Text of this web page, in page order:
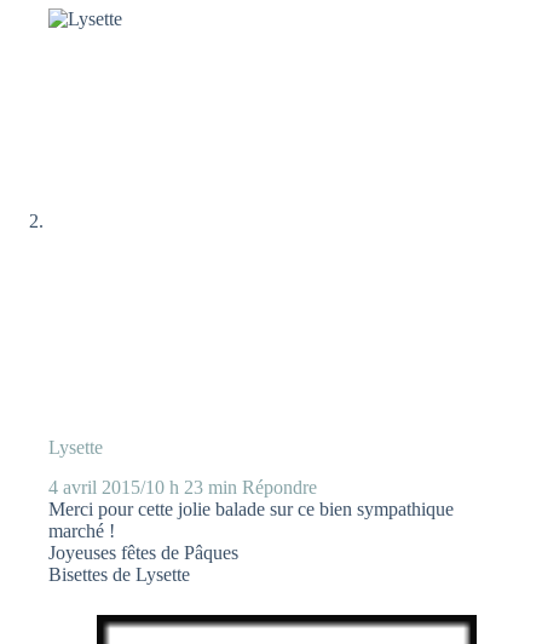
Lysette
4 avril 2015/10 h 23 min Répondre
Merci pour cette jolie balade sur ce bien sympathique
marché !
Joyeuses fêtes de Pâques
Bisettes de Lysette